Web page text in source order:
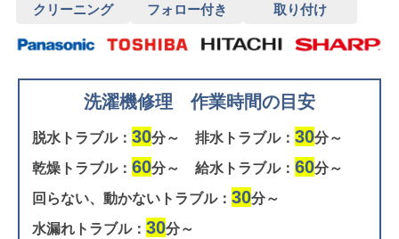
クリーニング
フォロー付き
取り付け
洗濯機修理 作業時間の目安
脱水トラブル： 30分～ 排水トラブル： 30分～
乾燥トラブル： 60分～ 給水トラブル： 60分～
回らない、動かないトラブル： 30分～
水漏れトラブル： 30分～